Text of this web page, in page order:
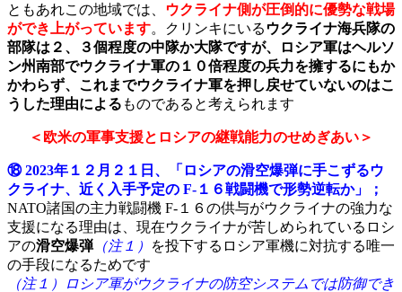
ともあれこの地域では、
ウクライナ側が圧倒的に優勢な戦場
ができ上がっています。クリンキにいる ウクライナ海兵隊の
部隊は２、３個程度の中隊か大隊ですが、ロシア軍はヘルソ
ン州南部でウクライナ軍の１０倍程度の兵力を擁するにもか
かわらず、これまでウクライナ軍を押し戻せていないのはこ
うした理由による ものであると考えられます
＜欧米の軍事支援とロシアの継戦能力のせめぎあい＞
⑱ 2023年１２月２１日、「ロシアの滑空爆弾に手こずるウ
クライナ、近く入手予定の F-１６戦闘機で形勢逆転か」；
NATO諸国の主力戦闘機 F-１６の供与がウクライナの強力な
支援になる理由は、現在ウクライナが苦しめられているロシ
アの滑空爆弾（注１）
を投下するロシア軍機に対抗する唯一
の手段になるためです
（注１）ロシア軍がウクライナの防空システムでは防御でき